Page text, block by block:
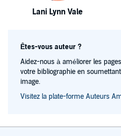
Lani Lynn Vale
Êtes-vous auteur ?
Aidez-nous à améliorer les
votre bibliographie en
image.
Visitez la plate-forme Auteurs